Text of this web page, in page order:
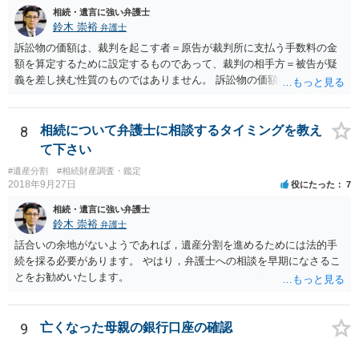
相続・遺言に強い弁護士
鈴木 崇裕 弁護士
訴訟物の価額は、裁判を起こす者＝原告が裁判所に支払う手数料の金
額を算定するために設定するものであって、裁判の相手方＝被告が疑
義を差し挟む性質のものではありません。 訴訟物の価額自体が裁判の
したとしても、変更されることはありません。
8
相続について弁護士に相談するタイミングを教え
て下さい
#遺産分割 #相続財産調査・鑑定
2018年9月27日 役にたった 7
相続・遺言に強い弁護士
鈴木 崇裕 弁護士
話合いの余地がないようであれば，遺産分割を進めるためには法的手
続を採る必要があります。 やはり，弁護士への相談を早期になさるこ
とをお勧めいたします。
9 亡くなった母親の銀行口座の確認